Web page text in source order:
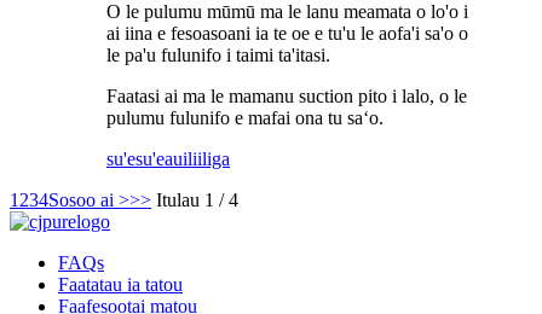
O le pulumu mūmū ma le lanu meamata o lo'o i
ai iina e fesoasoani ia te oe e tu'u le aofa'i sa'o o
le pa'u fulunifo i taimi ta'itasi.
Faatasi ai ma le mamanu suction pito i lalo, o le
pulumu fulunifo e mafai ona tu saʻo.
su'esu'eauiliiliga
1 234Sosoo ai >>> Itulau 1 / 4
FAQs
Faatatau ia tatou
Faafesootai matou